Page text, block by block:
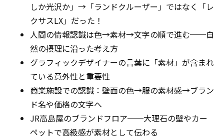
しか光沢か」→「ランドクルーザー」ではなく「レ
クサスLX」だった！
人間の情報認識は色→素材→文字の順で進む──自
然の摂理に沿った考え方
グラフィックデザイナーの言葉に「素材」が含まれ
ている意外性と重要性
商業施設での認識：壁面の色→服の素材感→ブラン
ド名や価格の文字へ
JR高島屋のブランドフロア──大理石の壁やカー
ペットで高級感が素材として伝わる